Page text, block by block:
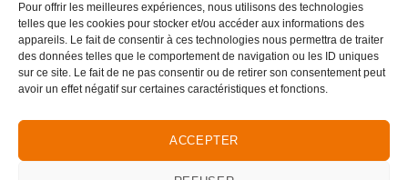
Pour offrir les meilleures expériences, nous utilisons des technologies
telles que les cookies pour stocker et/ou accéder aux informations des
appareils. Le fait de consentir à ces technologies nous permettra de traiter
des données telles que le comportement de navigation ou les ID uniques
sur ce site. Le fait de ne pas consentir ou de retirer son consentement peut
avoir un effet négatif sur certaines caractéristiques et fonctions.
ACCEPTER